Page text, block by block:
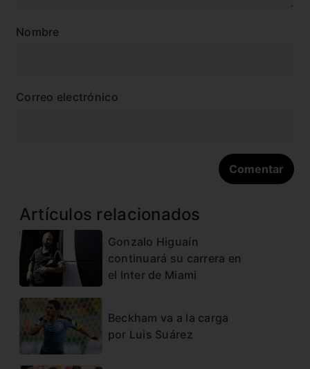
Nombre
Correo electrónico
Artículos relacionados
Gonzalo Higuaín
continuará su carrera en
el Inter de Miami
Beckham va a la carga
por Luis Suárez